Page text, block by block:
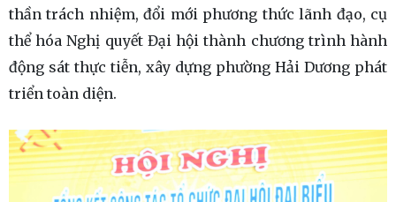
thần trách nhiệm, đổi mới phương thức lãnh đạo, cụ
thể hóa Nghị quyết Đại hội thành chương trình hành
động sát thực tiễn, xây dựng phường Hải Dương phát
triển toàn diện.